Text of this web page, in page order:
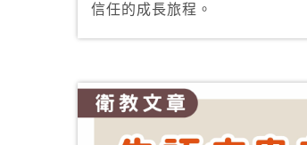
信任的成長旅程。